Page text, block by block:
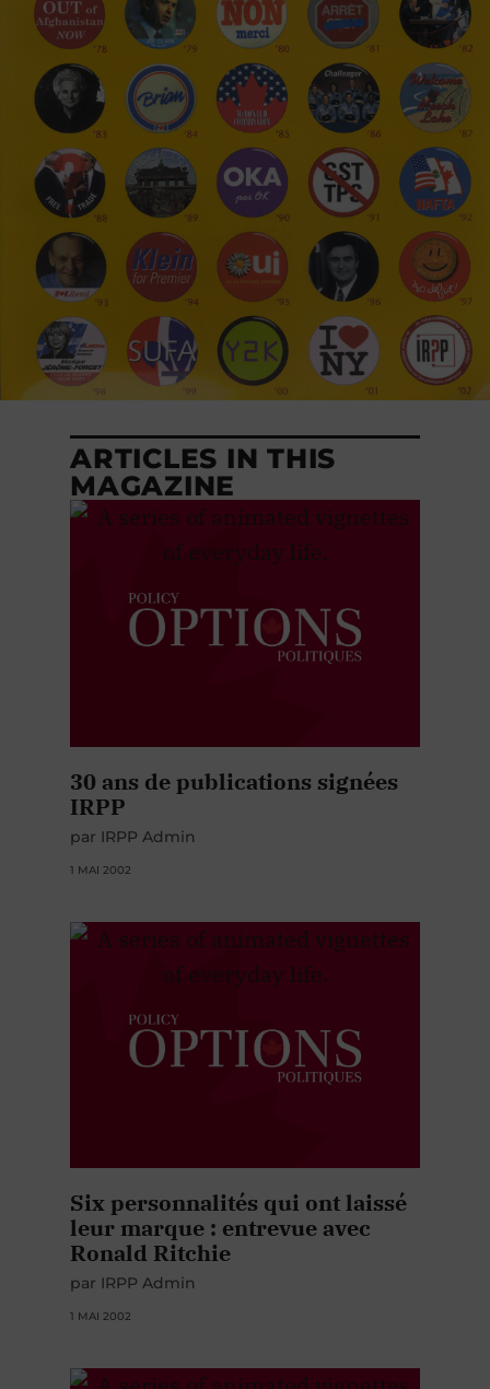
ARTICLES IN THIS
MAGAZINE
30 ans de publications signées
IRPP
par IRPP Admin
1 MAI 2002
Six personnalités qui ont laissé
leur marque : entrevue avec
Ronald Ritchie
par IRPP Admin
1 MAI 2002